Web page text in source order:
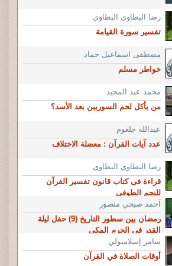
رضا البطاوى البطاوى
تفسير سورة القيامة
مصطفى اسماعيل حماد
خواطر مسلم
محمد عبد المجيد
من يأكل لحم السوريين بعد الأسد؟
عبدالله جلغوم
عدد آيات القرآن : معضلة الاختلاف
رضا البطاوى البطاوى
قراءة فى كتاب قانون تفسير القرآن
للنجم الطوفي
آحمد صبحي منصور
رمضان بين سطور التاريخ (9) حفل ليلة
القدر فى الحرم المكى
سامر إسلامبولي
أوقات الصلاة في القرآن